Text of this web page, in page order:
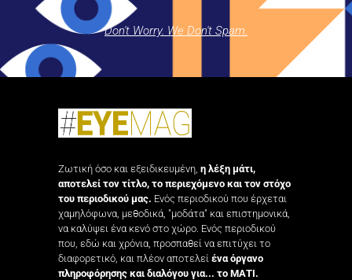
Don't Worry. We Don't Spam.
Ζωτική όσο και εξειδικευμένη, η λέξη μάτι,
αποτελεί τον τίτλο, το περιεχόμενο και τον στόχο
του περιοδικού μας. Ενός περιοδικού που έρχεται
χαμηλόφωνα, μεθοδικά, "μοδάτα" και επιστημονικά,
να καλύψει ένα κενό στο χώρο. Ενός περιοδικού
που, εδώ και χρόνια, προσπαθεί να επιτύχει το
διαφορετικό, και πλέον αποτελεί ένα όργανο
πληροφόρησης και διαλόγου για... το ΜΑΤΙ.